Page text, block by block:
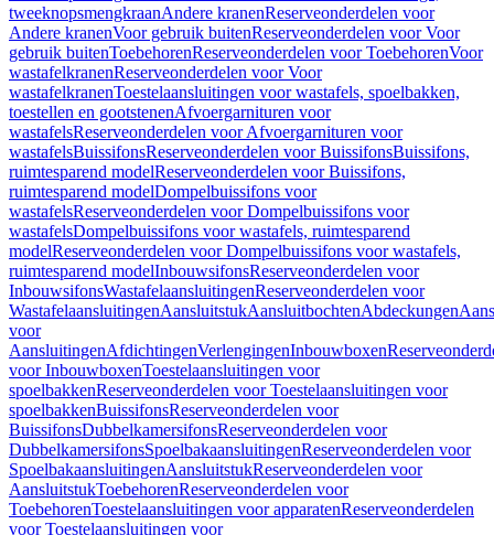
tweeknopsmengkraanAndere kranenReserveonderdelen voor
Andere kranenVoor gebruik buitenReserveonderdelen voor Voor
gebruik buitenToebehorenReserveonderdelen voor ToebehorenVoor
wastafelkranenReserveonderdelen voor Voor
wastafelkranenToestelaansluitingen voor wastafels, spoelbakken,
toestellen en gootstenenAfvoergarnituren voor
wastafelsReserveonderdelen voor Afvoergarnituren voor
wastafelsBuissifonsReserveonderdelen voor BuissifonsBuissifons,
ruimtesparend modelReserveonderdelen voor Buissifons,
ruimtesparend modelDompelbuissifons voor
wastafelsReserveonderdelen voor Dompelbuissifons voor
wastafelsDompelbuissifons voor wastafels, ruimtesparend
modelReserveonderdelen voor Dompelbuissifons voor wastafels,
ruimtesparend modelInbouwsifonsReserveonderdelen voor
InbouwsifonsWastafelaansluitingenReserveonderdelen voor
WastafelaansluitingenAansluitstukAansluitbochtenAbdeckungen
voor
AansluitingenAfdichtingenVerlengingenInbouwboxen
voor InbouwboxenToestelaansluitingen voor
spoelbakkenReserveonderdelen voor Toestelaansluitingen voor
spoelbakkenBuissifonsReserveonderdelen voor
BuissifonsDubbelkamersifonsReserveonderdelen voor
DubbelkamersifonsSpoelbakaansluitingenReserveonderdelen voor
SpoelbakaansluitingenAansluitstukReserveonderdelen voor
AansluitstukToebehorenReserveonderdelen voor
ToebehorenToestelaansluitingen voor apparatenReserveonderdelen
voor Toestelaansluitingen voor